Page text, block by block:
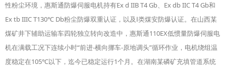
性粉尘环境，惠斯通防爆伺服电机持有Ex d IIB T4 Gb、Ex db IIC T4 Gb和
Ex tb IIIC T130℃ Db粉尘防爆双重认证，以及Ⅰ类煤安防爆认证。在山西某
煤矿井下辅助运输车四轮独立转向改造中，惠斯通110EX低惯量防爆伺服电
机在满载工况下连续小时“前进-横向挪车-原地调头”循环作业，电机绕组温
度稳定在105℃以下，迄今已稳定运行1个月。在湖南某磷矿充填管道系统